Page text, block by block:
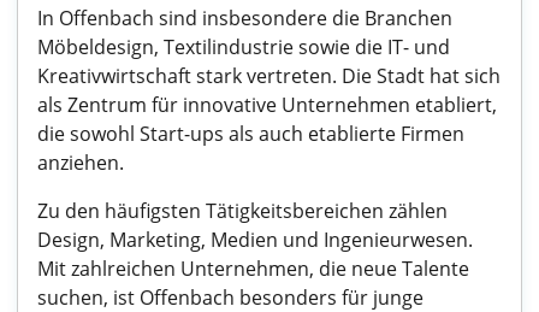
In Offenbach sind insbesondere die Branchen
Möbeldesign, Textilindustrie sowie die IT- und
Kreativwirtschaft stark vertreten. Die Stadt hat sich
als Zentrum für innovative Unternehmen etabliert,
die sowohl Start-ups als auch etablierte Firmen
anziehen.
Zu den häufigsten Tätigkeitsbereichen zählen
Design, Marketing, Medien und Ingenieurwesen.
Mit zahlreichen Unternehmen, die neue Talente
suchen, ist Offenbach besonders für junge